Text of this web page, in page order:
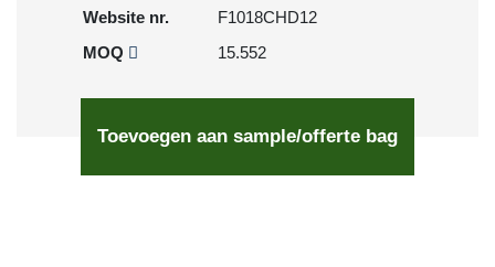
Website nr.
F1018CHD12
MOQ
15.552
Toevoegen aan sample/offerte bag